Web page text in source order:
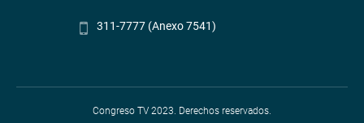
311-7777 (Anexo 7541)
Congreso TV 2023. Derechos reservados.